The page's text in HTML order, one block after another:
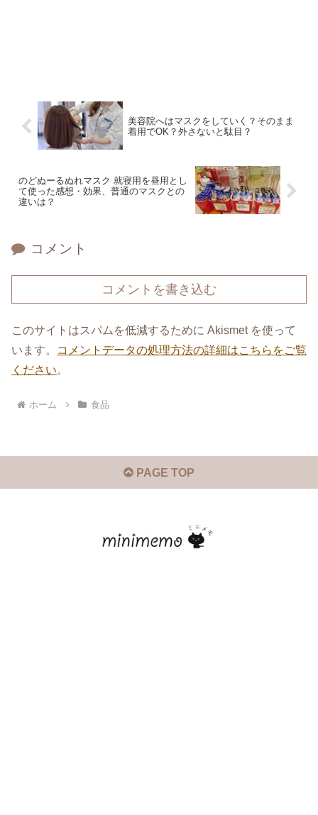
美容院へはマスクをしていく？そのまま
着用でOK？外さないと駄目？
のどぬーるぬれマスク 就寝用を昼用とし
て使った感想・効果、普通のマスクとの
違いは？
コメント
コメントを書き込む
このサイトはスパムを低減するために Akismet を使って
います。
コメントデータの処理方法の詳細はこちらをご覧
ください。
ホーム 食品
PAGE TOP